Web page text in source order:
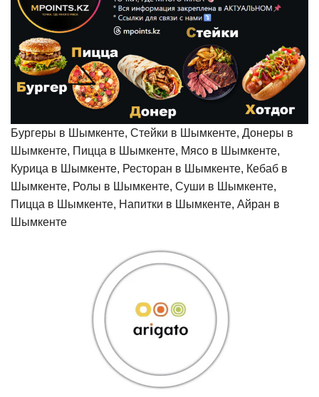
Бургеры в Шымкенте, Стейки в Шымкенте, Донеры в
Шымкенте, Пицца в Шымкенте, Мясо в Шымкенте,
Курица в Шымкенте, Ресторан в Шымкенте, Кебаб в
Шымкенте, Ролы в Шымкенте, Суши в Шымкенте,
Пицца в Шымкенте, Напитки в Шымкенте, Айран в
Шымкенте